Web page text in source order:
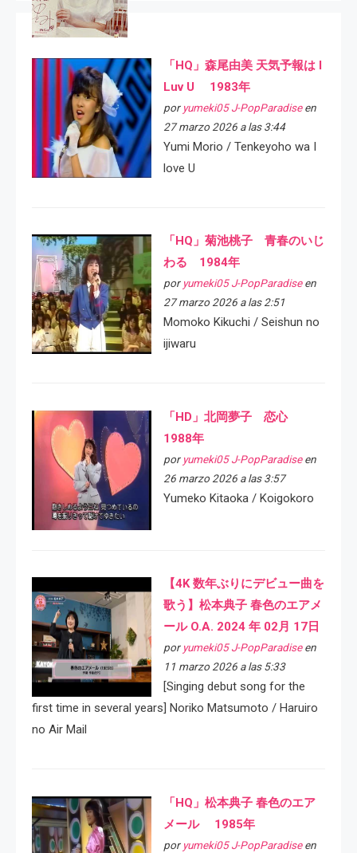
「HQ」森尾由美 天気予報は I
Luv U 1983年
por yumeki05 J-PopParadiseen
27 marzo 2026 a las 3:44
Yumi Morio / Tenkeyoho wa I
love U
「HQ」菊池桃子 青春のいじ
わる 1984年
por yumeki05 J-PopParadiseen
27 marzo 2026 a las 2:51
Momoko Kikuchi / Seishun no
ijiwaru
「HD」北岡夢子 恋心
1988年
por yumeki05 J-PopParadiseen
26 marzo 2026 a las 3:57
Yumeko Kitaoka / Koigokoro
【4K 数年ぶりにデビュー曲を
歌う】松本典子 春色のエアメ
ール O.A. 2024 年 02月 17日
por yumeki05 J-PopParadiseen
11 marzo 2026 a las 5:33
[Singing debut song for the
first time in several years] Noriko Matsumoto / Haruiro
no Air Mail
「HQ」松本典子 春色のエア
メール 1985年
por yumeki05 J-PopParadiseen